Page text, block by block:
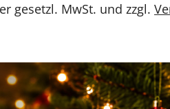
gesetzl. MwSt. und zzgl.